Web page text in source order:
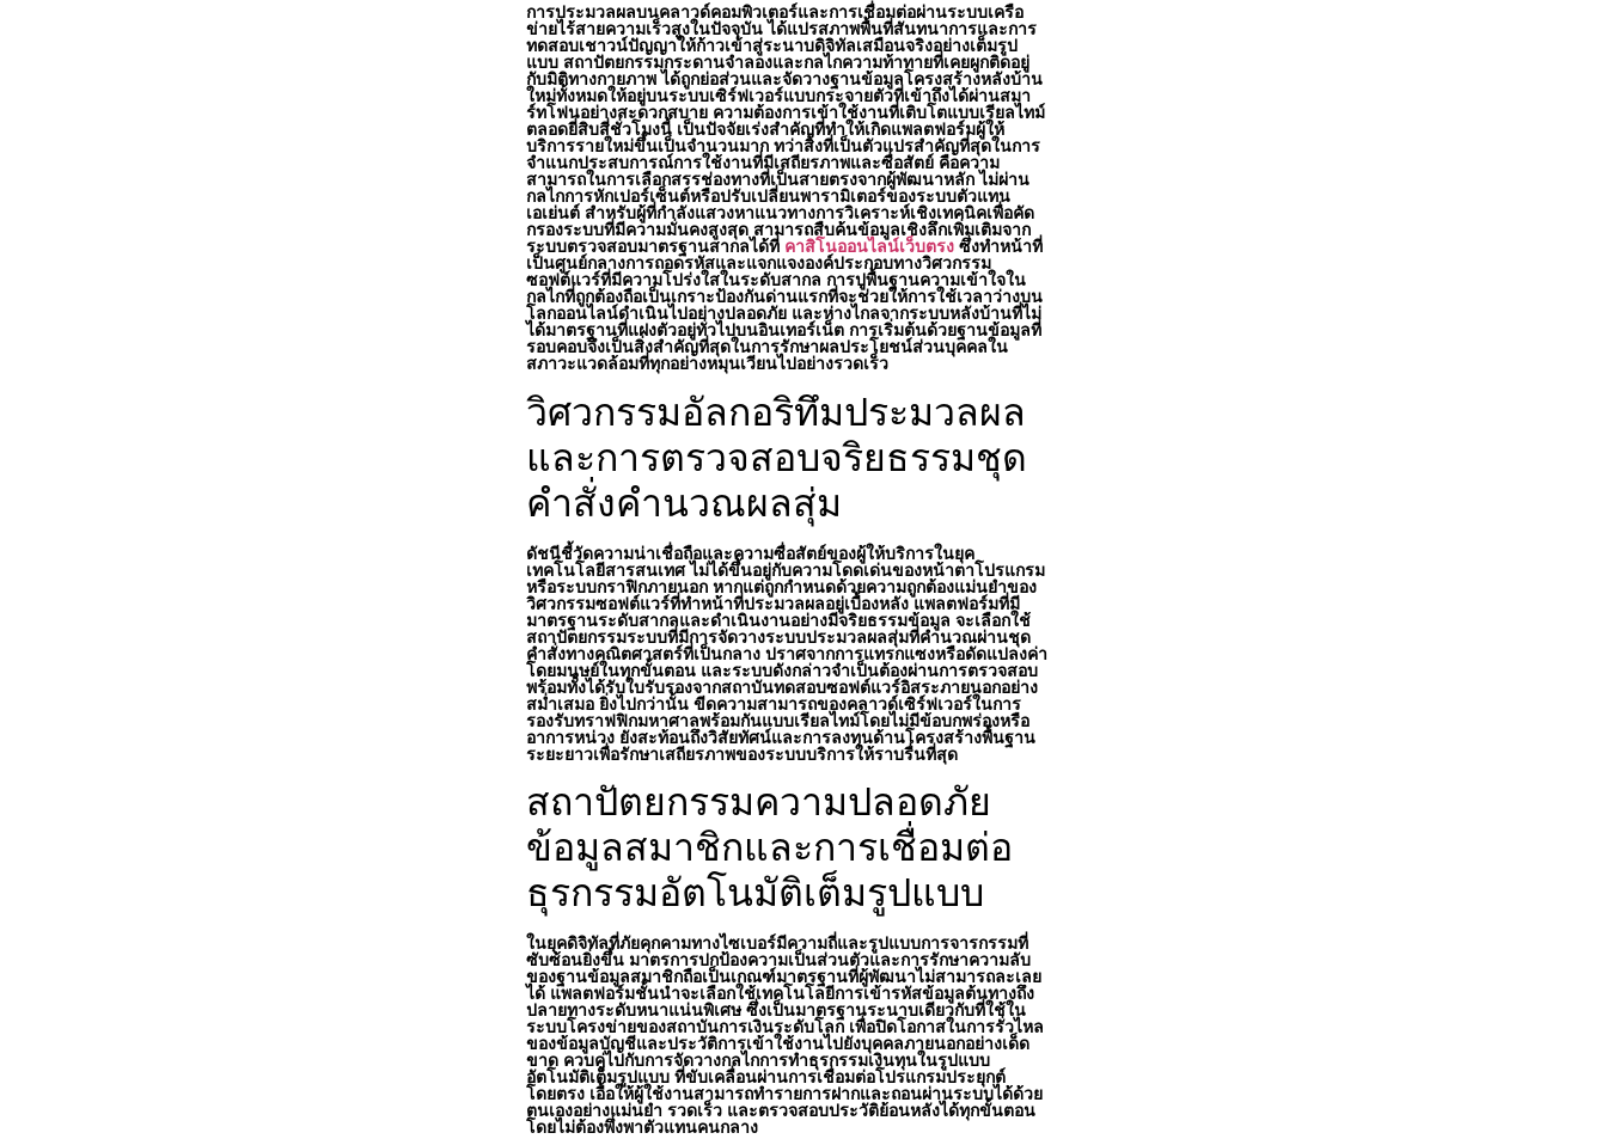
การประมวลผลบนคลาวด์คอมพิวเตอร์และการเชื่อมต่อผ่านระบบเครือ
ข่ายไร้สายความเร็วสูงในปัจจุบัน ได้แปรสภาพพื้นที่สันทนาการและการ
ทดสอบเชาวน์ปัญญาให้ก้าวเข้าสู่ระนาบดิจิทัลเสมือนจริงอย่างเต็มรูป
แบบ สถาปัตยกรรมกระดานจำลองและกลไกความท้าทายที่เคยผูกติดอยู่
กับมิติทางกายภาพ ได้ถูกย่อส่วนและจัดวางฐานข้อมูลโครงสร้างหลังบ้าน
ใหม่ทั้งหมดให้อยู่บนระบบเซิร์ฟเวอร์แบบกระจายตัวที่เข้าถึงได้ผ่านสมา
ร์ทโฟนอย่างสะดวกสบาย ความต้องการเข้าใช้งานที่เติบโตแบบเรียลไทม์
ตลอดยี่สิบสี่ชั่วโมงนี้ เป็นปัจจัยเร่งสำคัญที่ทำให้เกิดแพลตฟอร์มผู้ให้
บริการรายใหม่ขึ้นเป็นจำนวนมาก ทว่าสิ่งที่เป็นตัวแปรสำคัญที่สุดในการ
จำแนกประสบการณ์การใช้งานที่มีเสถียรภาพและซื่อสัตย์ คือความ
สามารถในการเลือกสรรช่องทางที่เป็นสายตรงจากผู้พัฒนาหลัก ไม่ผ่าน
กลไกการหักเปอร์เซ็นต์หรือปรับเปลี่ยนพารามิเตอร์ของระบบตัวแทน
เอเย่นต์ สำหรับผู้ที่กำลังแสวงหาแนวทางการวิเคราะห์เชิงเทคนิคเพื่อคัด
กรองระบบที่มีความมั่นคงสูงสุด สามารถสืบค้นข้อมูลเชิงลึกเพิ่มเติมจาก
ระบบตรวจสอบมาตรฐานสากลได้ที่ คาสิโนออนไลน์เว็บตรงซึ่งทำหน้าที่
เป็นศูนย์กลางการถอดรหัสและแจกแจงองค์ประกอบทางวิศวกรรม
ซอฟต์แวร์ที่มีความโปร่งใสในระดับสากล การปูพื้นฐานความเข้าใจใน
กลไกที่ถูกต้องถือเป็นเกราะป้องกันด่านแรกที่จะช่วยให้การใช้เวลาว่างบน
โลกออนไลน์ดำเนินไปอย่างปลอดภัย และห่างไกลจากระบบหลังบ้านที่ไม่
ได้มาตรฐานที่แฝงตัวอยู่ทั่วไปบนอินเทอร์เน็ต การเริ่มต้นด้วยฐานข้อมูลที่
รอบคอบจึงเป็นสิ่งสำคัญที่สุดในการรักษาผลประโยชน์ส่วนบุคคลใน
สภาวะแวดล้อมที่ทุกอย่างหมุนเวียนไปอย่างรวดเร็ว
วิศวกรรมอัลกอริทึมประมวลผล
และการตรวจสอบจริยธรรมชุด
คำสั่งคำนวณผลสุ่ม
ดัชนีชี้วัดความน่าเชื่อถือและความซื่อสัตย์ของผู้ให้บริการในยุค
เทคโนโลยีสารสนเทศ ไม่ได้ขึ้นอยู่กับความโดดเด่นของหน้าตาโปรแกรม
หรือระบบกราฟิกภายนอก หากแต่ถูกกำหนดด้วยความถูกต้องแม่นยำของ
วิศวกรรมซอฟต์แวร์ที่ทำหน้าที่ประมวลผลอยู่เบื้องหลัง แพลตฟอร์มที่มี
มาตรฐานระดับสากลและดำเนินงานอย่างมีจริยธรรมข้อมูล จะเลือกใช้
สถาปัตยกรรมระบบที่มีการจัดวางระบบประมวลผลสุ่มที่คำนวณผ่านชุด
คำสั่งทางคณิตศาสตร์ที่เป็นกลาง ปราศจากการแทรกแซงหรือดัดแปลงค่า
โดยมนุษย์ในทุกขั้นตอน และระบบดังกล่าวจำเป็นต้องผ่านการตรวจสอบ
พร้อมทั้งได้รับใบรับรองจากสถาบันทดสอบซอฟต์แวร์อิสระภายนอกอย่าง
สม่ำเสมอ ยิ่งไปกว่านั้น ขีดความสามารถของคลาวด์เซิร์ฟเวอร์ในการ
รองรับทราฟฟิกมหาศาลพร้อมกันแบบเรียลไทม์โดยไม่มีข้อบกพร่องหรือ
อาการหน่วง ยังสะท้อนถึงวิสัยทัศน์และการลงทุนด้านโครงสร้างพื้นฐาน
ระยะยาวเพื่อรักษาเสถียรภาพของระบบบริการให้ราบรื่นที่สุด
สถาปัตยกรรมความปลอดภัย
ข้อมูลสมาชิกและการเชื่อมต่อ
ธุรกรรมอัตโนมัติเต็มรูปแบบ
ในยุคดิจิทัลที่ภัยคุกคามทางไซเบอร์มีความถี่และรูปแบบการจารกรรมที่
ซับซ้อนยิ่งขึ้น มาตรการปกป้องความเป็นส่วนตัวและการรักษาความลับ
ของฐานข้อมูลสมาชิกถือเป็นเกณฑ์มาตรฐานที่ผู้พัฒนาไม่สามารถละเลย
ได้ แพลตฟอร์มชั้นนำจะเลือกใช้เทคโนโลยีการเข้ารหัสข้อมูลต้นทางถึง
ปลายทางระดับหนาแน่นพิเศษ ซึ่งเป็นมาตรฐานระนาบเดียวกับที่ใช้ใน
ระบบโครงข่ายของสถาบันการเงินระดับโลก เพื่อปิดโอกาสในการรั่วไหล
ของข้อมูลบัญชีและประวัติการเข้าใช้งานไปยังบุคคลภายนอกอย่างเด็ด
ขาด ควบคู่ไปกับการจัดวางกลไกการทำธุรกรรมเงินทุนในรูปแบบ
อัตโนมัติเต็มรูปแบบ ที่ขับเคลื่อนผ่านการเชื่อมต่อโปรแกรมประยุกต์
โดยตรง เอื้อให้ผู้ใช้งานสามารถทำรายการฝากและถอนผ่านระบบได้ด้วย
ตนเองอย่างแม่นยำ รวดเร็ว และตรวจสอบประวัติย้อนหลังได้ทุกขั้นตอน
โดยไม่ต้องพึ่งพาตัวแทนคนกลาง